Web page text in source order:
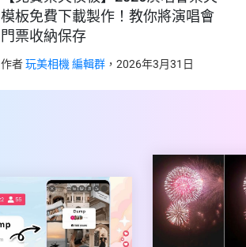
模板免費下載製作！教你將演唱會
門票收納保存
作者玩美相機 編輯群 ，2026年3月31 日